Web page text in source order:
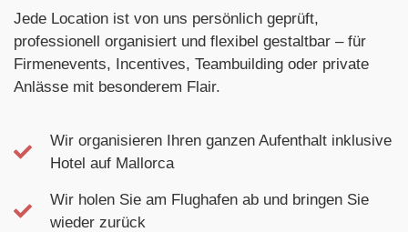
Jede Location ist von uns persönlich geprüft,
professionell organisiert und flexibel gestaltbar – für
Firmenevents, Incentives, Teambuilding oder private
Anlässe mit besonderem Flair.
Wir organisieren Ihren ganzen Aufenthalt inklusive
Hotel auf Mallorca
Wir holen Sie am Flughafen ab und bringen Sie
wieder zurück